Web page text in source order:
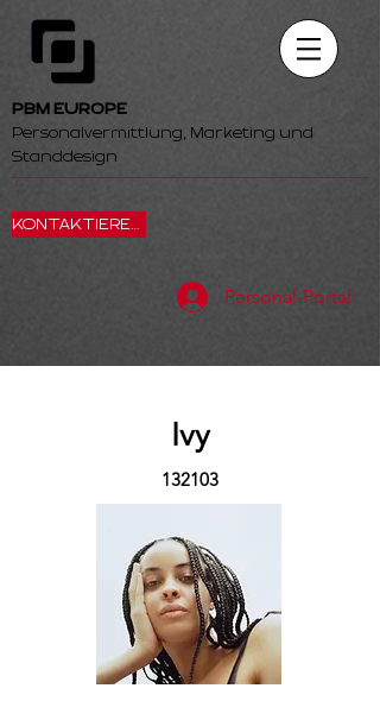
PBM EUROPE
Personalvermittlung, Marketing und
Standdesign
KONTAKTIEREN SIE UNS
Personal-Portal
Ivy
132103